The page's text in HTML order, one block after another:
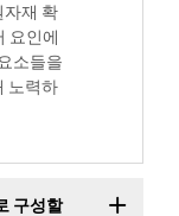
자재 확
요인에
소들을
노력하
구성할